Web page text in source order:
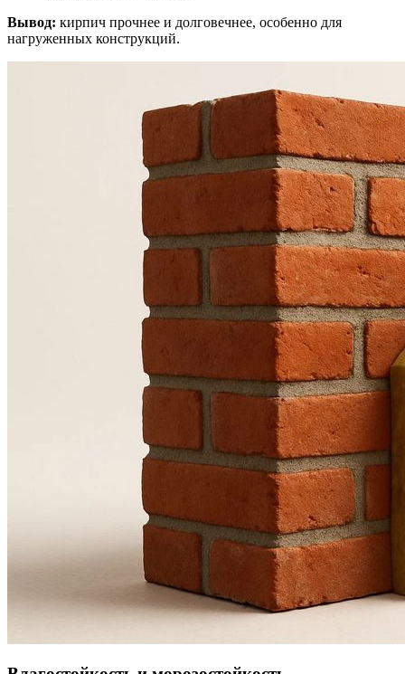
Вывод: кирпич прочнее и долговечнее, особенно для
нагруженных конструкций.